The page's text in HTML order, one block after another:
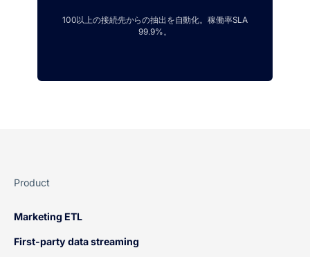
100以上の接続先からの抽出を自動化。稼働率SLA
99.9%。
Product
Marketing ETL
First-party data streaming